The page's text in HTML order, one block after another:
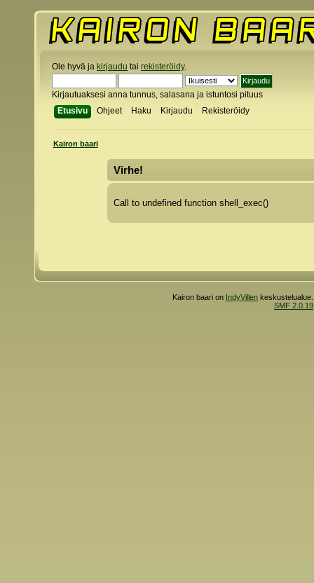
Ole hyvä ja kirjaudu tai rekisteröidy.
Kirjautuaksesi anna tunnus, salasana ja istuntosi pituus
Etusivu
Ohjeet Haku Kirjaudu Rekisteröidy
Kairon baari
Virhe!
Call to undefined function shell_exec()
Kairon baari on IndyVillen
SMF 2.0.19